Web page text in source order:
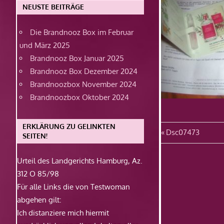
Vorheriger
Beitrag:
Dsc07473
NEUSTE BEITRÄGE
Die Brandnooz Box im Februar
und März 2025
Brandnooz Box Januar 2025
Brandnooz Box Dezember 2024
Brandnoozbox November 2024
Brandnoozbox Oktober 2024
ERKLÄRUNG ZU GELINKTEN
SEITEN!
Urteil des Landgerichts Hamburg, Az.
312 O 85/98
Für alle Links die von Testwoman
abgehen gilt:
Ich distanziere mich hiermit